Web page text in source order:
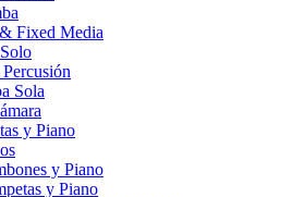
Fixed Media
Percusión
Sola
y Piano
y Piano
y Piano